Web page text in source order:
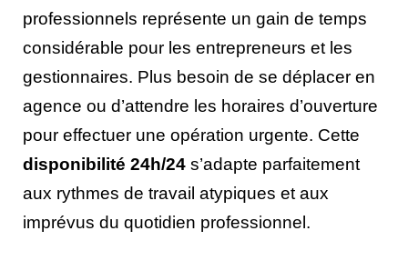
professionnels représente un gain de temps
considérable pour les entrepreneurs et les
gestionnaires. Plus besoin de se déplacer en
agence ou d’attendre les horaires d’ouverture
pour effectuer une opération urgente. Cette
disponibilité 24h/24 s’adapte parfaitement
aux rythmes de travail atypiques et aux
imprévus du quotidien professionnel.